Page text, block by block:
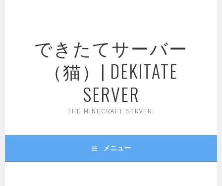
できたてサーバー
（猫）| DEKITATE
SERVER
THE MINECRAFT SERVER.
メニュー